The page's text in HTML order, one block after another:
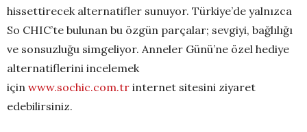
hissettirecek alternatifler sunuyor. Türkiye’de yalnızca
So CHIC’te bulunan bu özgün parçalar; sevgiyi, bağlılığı
ve sonsuzluğu simgeliyor. Anneler Günü’ne özel hediye
alternatiflerini incelemek
için www.sochic.com.tr internet sitesini ziyaret
edebilirsiniz.